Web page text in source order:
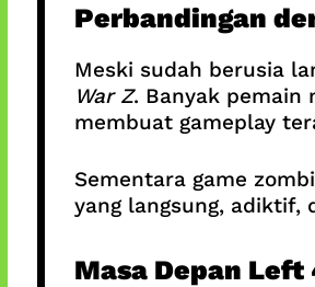
Perbandingan
Meski sudah berusia
War Z. Banyak pemain
membuat gameplay
Sementara game
yang langsung, adiktif,
Masa Depan Left